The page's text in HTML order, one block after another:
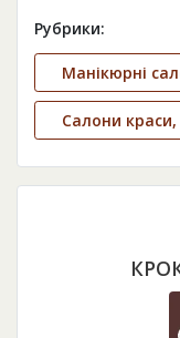
Рубрики:
Манікюрні
Салони краси,